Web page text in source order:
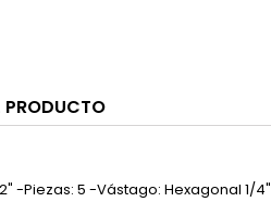
PRODUCTO
-Piezas: 5 -Vástago: Hexagonal 1/4"